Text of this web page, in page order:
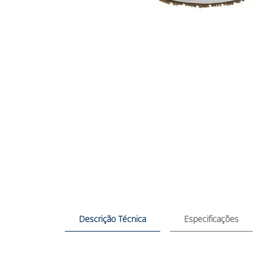
Descrição Técnica Especificações